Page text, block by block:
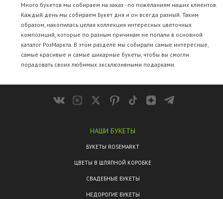
Много букетов мы собираем на заказ - по пожеланиям наших клиентов.
Каждый день мы собираем Букет дня и он всегда разный. Таким
образом, накопилась целая коллекция интересных цветочных
композиций, которые по разным причинам не попали в основной
каталог РозМаркта. В этом разделе мы собирали самые интересные,
самые красивые и самые шикарные букеты, чтобы вы смогли
порадовать своих любимых эксклюзивными подарками.
НАШИ БУКЕТЫ
БУКЕТЫ ROSEMARKT
ЦВЕТЫ В ШЛЯПНОЙ КОРОБКЕ
СВАДЕБНЫЕ БУКЕТЫ
НЕДОРОГИЕ БУКЕТЫ